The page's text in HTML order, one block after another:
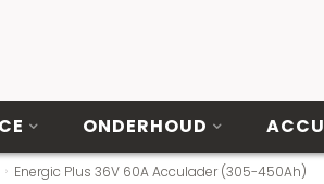
ONDERHOUD ACCU
Energic Plus 36V 60A Acculader (305-450Ah)